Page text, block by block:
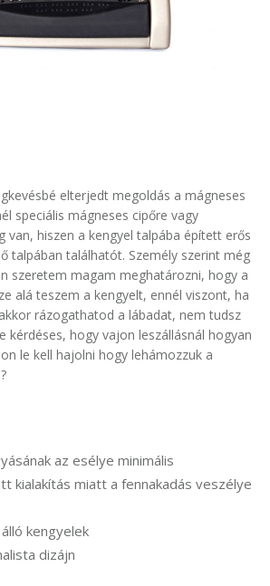
elterjedt megoldás a mágneses
speciális mágneses cipőre vagy
van, hiszen a kengyel talpába épített erős
talpában találhatót. Személy szerint még
szeretem magam meghatározni, hogy a
alá teszem a kengyelt, ennél viszont, ha
rázogathatod a lábadat, nem tudsz
kérdéses, hogy vajon leszállásnál hogyan
le kell hajolni hogy lehámozzuk a
az esélye minimális
kialakítás miatt a fennakadás veszélye
kengyelek
dizájn